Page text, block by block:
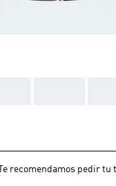
Te recomendamos pedir